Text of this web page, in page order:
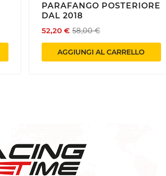
PARAFANGO POSTERIORE
DAL 2018
52,20 € 58,00 €
AGGIUNGI AL CARRELLO